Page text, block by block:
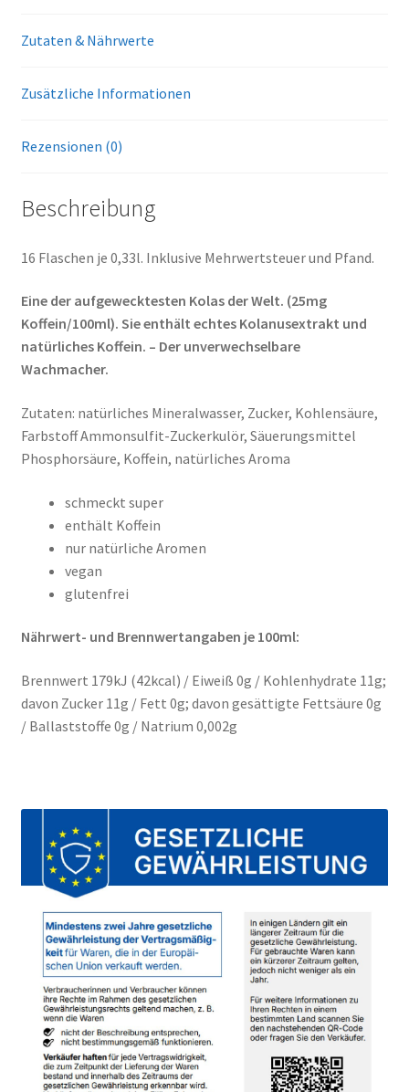
Zutaten & Nährwerte
Zusätzliche Informationen
Rezensionen (0)
Beschreibung
16 Flaschen je 0,33l. Inklusive Mehrwertsteuer und Pfand.
Eine der aufgewecktesten Kolas der Welt. (25mg
Koffein/100ml). Sie enthält echtes Kolanusextrakt und
natürliches Koffein. – Der unverwechselbare
Wachmacher.
Zutaten: natürliches Mineralwasser, Zucker, Kohlensäure,
Farbstoff Ammonsulfit-Zuckerkulör, Säuerungsmittel
Phosphorsäure, Koffein, natürliches Aroma
schmeckt super
enthält Koffein
nur natürliche Aromen
vegan
glutenfrei
Nährwert- und Brennwertangaben je 100ml:
Brennwert 179kJ (42kcal) / Eiweiß 0g / Kohlenhydrate 11g;
davon Zucker 11g / Fett 0g; davon gesättigte Fettsäure 0g
/ Ballaststoffe 0g / Natrium 0,002g